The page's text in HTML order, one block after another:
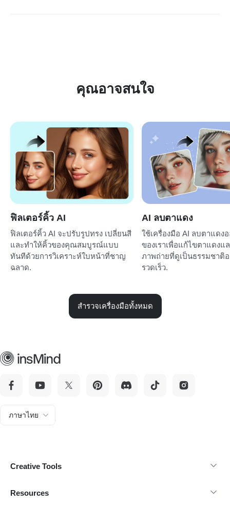
คุณอาจสนใจ
ฟิลเตอร์คิ้ว AI
ฟิลเตอร์คิ้ว AI จะปรับรูปทรง เปลี่ยนสี
และทำให้คิ้วของคุณสมบูรณ์แบบ
ทันทีด้วยการวิเคราะห์ใบหน้าที่ชาญ
ฉลาด.
AI ลบตาแดง
ใช้เครื่องมือ AI ลบตาแดง
ของเราเพื่อแก้ไขตาแดงแ
ภาพถ่ายที่ดูเป็นธรรมชาติอ
รวดเร็ว.
สำรวจเครื่องมือทั้งหมด
ภาษาไทย
Creative Tools
Resources